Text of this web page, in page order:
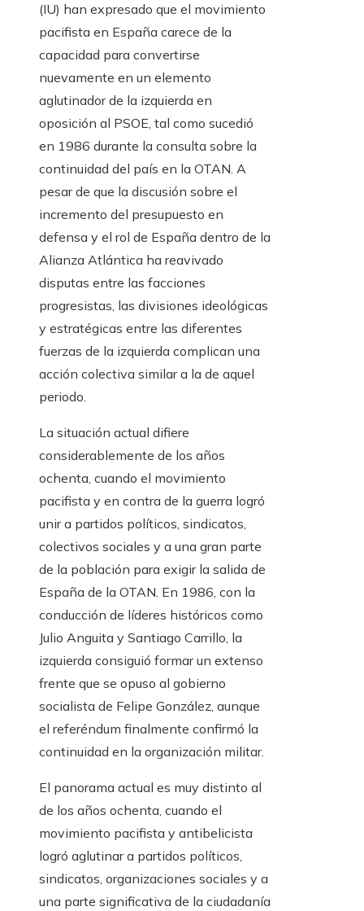
(IU) han expresado que el movimiento
pacifista en España carece de la
capacidad para convertirse
nuevamente en un elemento
aglutinador de la izquierda en
oposición al PSOE, tal como sucedió
en 1986 durante la consulta sobre la
continuidad del país en la OTAN. A
pesar de que la discusión sobre el
incremento del presupuesto en
defensa y el rol de España dentro de la
Alianza Atlántica ha reavivado
disputas entre las facciones
progresistas, las divisiones ideológicas
y estratégicas entre las diferentes
fuerzas de la izquierda complican una
acción colectiva similar a la de aquel
periodo.
La situación actual difiere
considerablemente de los años
ochenta, cuando el movimiento
pacifista y en contra de la guerra logró
unir a partidos políticos, sindicatos,
colectivos sociales y a una gran parte
de la población para exigir la salida de
España de la OTAN. En 1986, con la
conducción de líderes históricos como
Julio Anguita y Santiago Carrillo, la
izquierda consiguió formar un extenso
frente que se opuso al gobierno
socialista de Felipe González, aunque
el referéndum finalmente confirmó la
continuidad en la organización militar.
El panorama actual es muy distinto al
de los años ochenta, cuando el
movimiento pacifista y antibelicista
logró aglutinar a partidos políticos,
sindicatos, organizaciones sociales y a
una parte significativa de la ciudadanía